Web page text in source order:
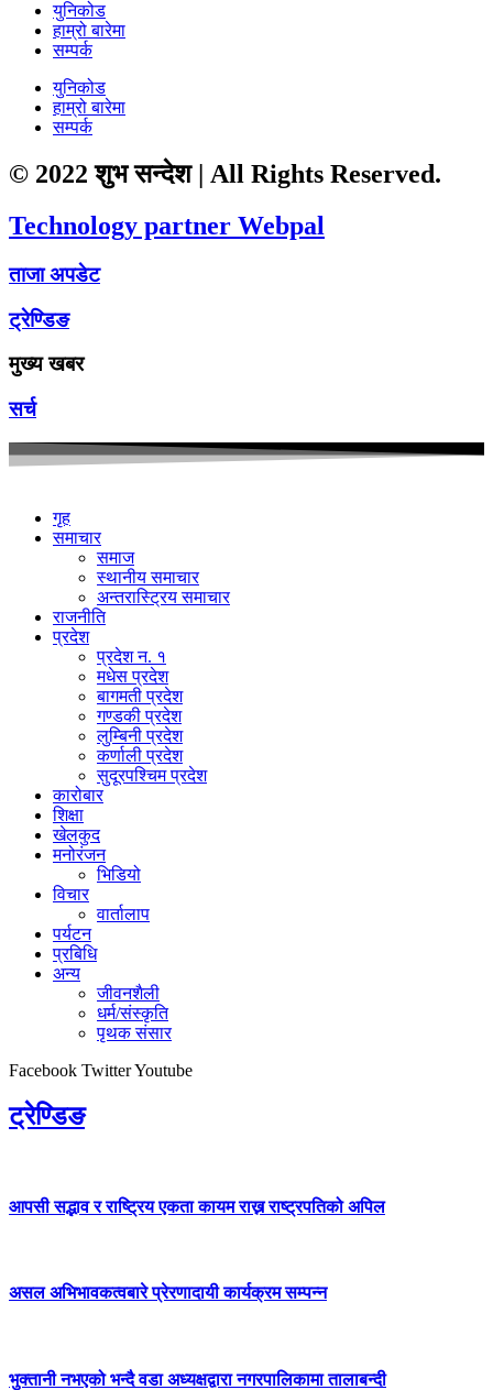
युनिकोड
हाम्रो बारेमा
सम्पर्क
युनिकोड
हाम्रो बारेमा
सम्पर्क
© 2022 शुभ सन्देश | All Rights Reserved.
Technology partner Webpal
ताजा अपडेट
ट्रेण्डिङ
मुख्य खबर
सर्च
गृह
समाचार
समाज
स्थानीय समाचार
अन्तरास्ट्रिय समाचार
राजनीति
प्रदेश
प्रदेश न. १
मधेस प्रदेश
बागमती प्रदेश
गण्डकी प्रदेश
लुम्बिनी प्रदेश
कर्णाली प्रदेश
सुदूरपश्चिम प्रदेश
कारोबार
शिक्षा
खेलकुद
मनोरंजन
भिडियो
विचार
वार्तालाप
पर्यटन
प्रबिधि
अन्य
जीवनशैली
धर्म/संस्कृति
पृथक संसार
Facebook TwitterYoutube
ट्रेण्डिङ
आपसी सद्भाव र राष्ट्रिय एकता कायम राख्न राष्ट्रपतिको अपिल
असल अभिभावकत्वबारे प्रेरणादायी कार्यक्रम सम्पन्न
भुक्तानी नभएको भन्दै वडा अध्यक्षद्वारा नगरपालिकामा तालाबन्दी